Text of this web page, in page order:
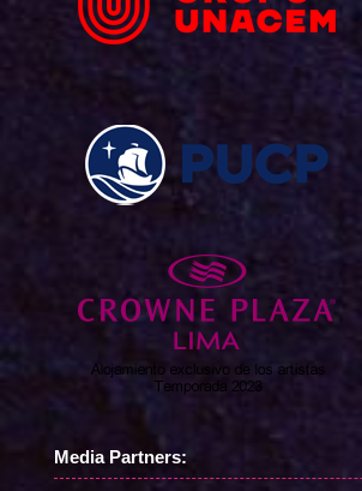
Media Partners: